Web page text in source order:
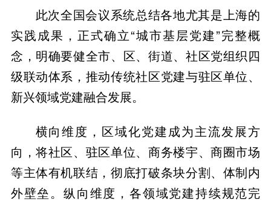
此次全国会议系统总结各地尤其是上海的
实践成果，正式确立“城市基层党建”完整概
念，明确要健全市、区、街道、社区党组织四
级联动体系，推动传统社区党建与驻区单位、
新兴领域党建融合发展。
横向维度，区域化党建成为主流发展方
向，将社区、驻区单位、商务楼宇、商圈市场
等主体有机联结，彻底打破条块分割、体制内
外壁垒。纵向维度，各领域党建持续规范完